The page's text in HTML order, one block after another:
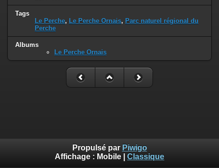
Tags
Le Perche, Le Perche Ornais, Parc naturel régional du
Perche
Albums
Le Perche Ornais
Propulsé par Piwigo
Affichage : Mobile Classique